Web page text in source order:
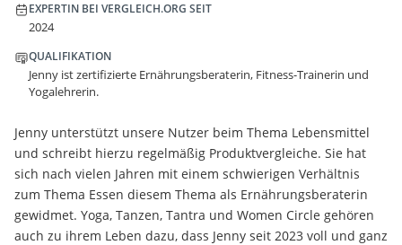
EXPERTIN BEI VERGLEICH.ORG SEIT
2024
QUALIFIKATION
Jenny ist zertifizierte Ernährungsberaterin, Fitness-Trainerin und
Yogalehrerin.
Jenny unterstützt unsere Nutzer beim Thema Lebensmittel
und schreibt hierzu regelmäßig Produktvergleiche. Sie hat
sich nach vielen Jahren mit einem schwierigen Verhältnis
zum Thema Essen diesem Thema als Ernährungsberaterin
gewidmet. Yoga, Tanzen, Tantra und Women Circle gehören
auch zu ihrem Leben dazu, dass Jenny seit 2023 voll und ganz